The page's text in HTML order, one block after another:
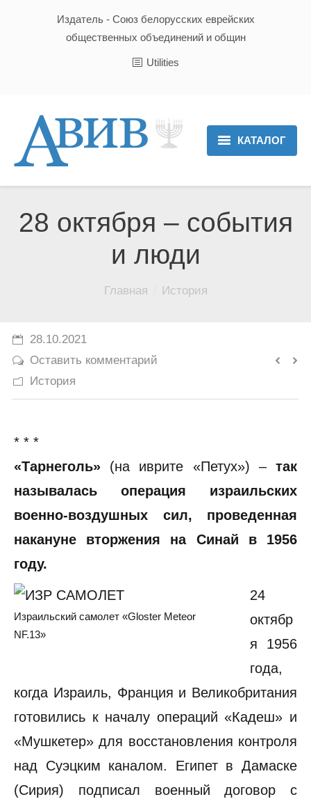
Издатель - Союз белорусских еврейских
общественных объединений и общин
Utilities
КАТАЛОГ
Новости
Культура и Традиции
Юмор
28 октября – события
и люди
Главная История
28.10.2021
Оставить комментарий
История
* * *
«Тарнеголь» (на иврите «Петух») – так
называлась операция израильских
военно-воздушных сил, проведенная
накануне вторжения на Синай в 1956
году.
Израильский самолет «Gloster Meteor
NF.13»
24
октябр
я 1956
года,
когда Израиль, Франция и Великобритания
готовились к началу операций «Кадеш» и
«Мушкетер» для восстановления контроля
над Суэцким каналом. Египет в Дамаске
(Сирия) подписал военный договор с